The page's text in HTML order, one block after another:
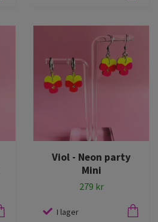
Viol - Neon party
Mini
279 kr
I lager